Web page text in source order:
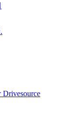
Drivesource